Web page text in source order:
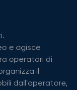
e agisce
operatori di
il
dall'operatore,